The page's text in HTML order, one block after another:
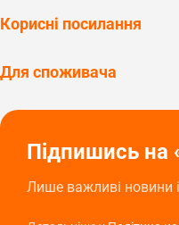
Корисні посилання
Для споживача
Підпишись на
Лише важливі новини